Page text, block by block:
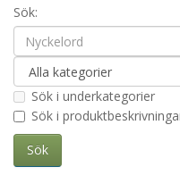
Sök:
Sök i underkategorier
Sök i